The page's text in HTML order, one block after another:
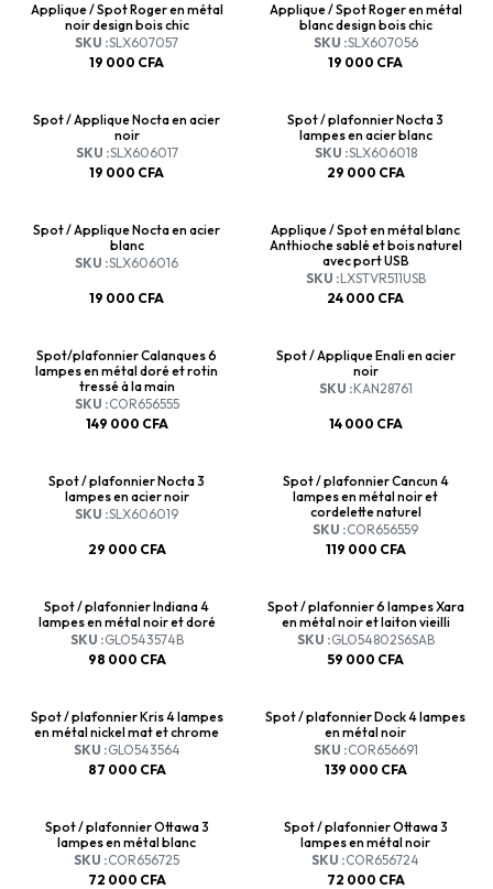
Applique / Spot Roger en métal
noir design bois chic
SKU :SLX607057
19 000 CFA
Applique / Spot Roger en métal
blanc design bois chic
SKU :SLX607056
19 000 CFA
Spot / Applique Nocta en acier
noir
SKU :SLX606017
19 000 CFA
Spot / plafonnier Nocta 3
lampes en acier blanc
SKU :SLX606018
29 000 CFA
Spot / Applique Nocta en acier
blanc
SKU :SLX606016
19 000 CFA
Applique / Spot en métal blanc
Anthioche sablé et bois naturel
avec port USB
SKU :LXSTVR511USB
24 000 CFA
Spot/plafonnier Calanques 6
lampes en métal doré et rotin
tressé à la main
SKU :COR656555
149 000 CFA
Spot / Applique Enali en acier
noir
SKU :KAN28761
14 000 CFA
Spot / plafonnier Nocta 3
lampes en acier noir
SKU :SLX606019
29 000 CFA
Spot / plafonnier Cancun 4
lampes en métal noir et
cordelette naturel
SKU :COR656559
119 000 CFA
Spot / plafonnier Indiana 4
lampes en métal noir et doré
SKU :GLO543574B
98 000 CFA
Spot / plafonnier 6 lampes Xara
en métal noir et laiton vieilli
SKU :GLO54802S6SAB
59 000 CFA
Spot / plafonnier Kris 4 lampes
en métal nickel mat et chrome
SKU :GLO543564
87 000 CFA
Spot / plafonnier Dock 4 lampes
en métal noir
SKU :COR656691
139 000 CFA
Spot / plafonnier Ottawa 3
lampes en métal blanc
SKU :COR656725
72 000 CFA
Spot / plafonnier Ottawa 3
lampes en métal noir
SKU :COR656724
72 000 CFA